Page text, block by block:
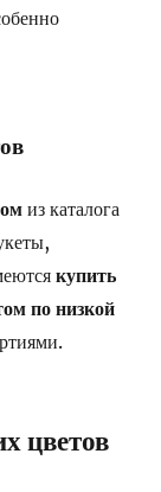
из каталога
купить
по низкой
цветов